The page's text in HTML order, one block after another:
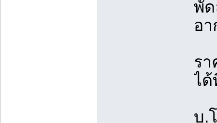
พั
อ
ร
ได้
บ.